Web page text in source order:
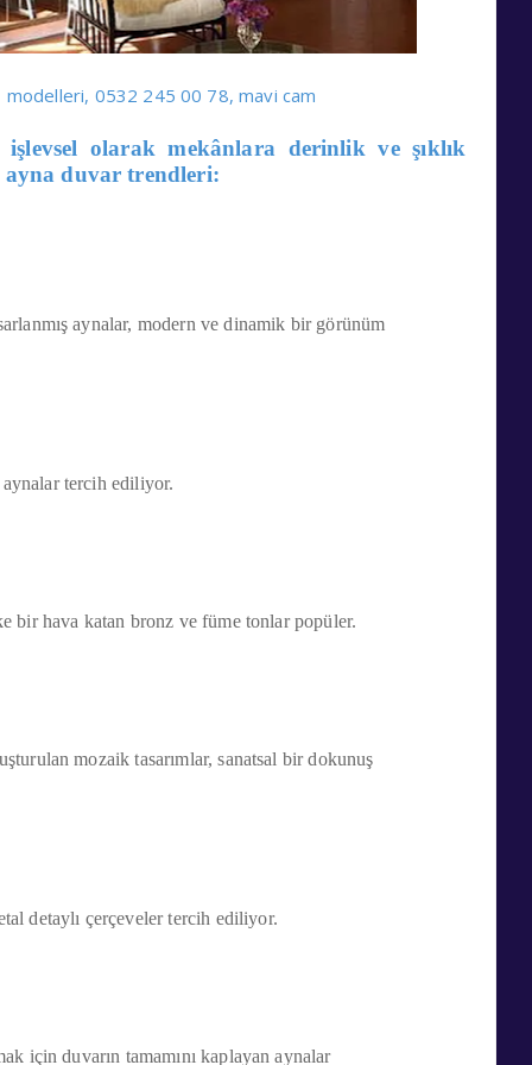
modelleri, 0532 245 00 78, mavi cam
olarak mekânlara derinlik ve şıklık
ayna duvar trendleri:
aynalar, modern ve dinamik bir görünüm
tercih ediliyor.
bir hava katan bronz ve füme tonlar popüler.
mozaik tasarımlar, sanatsal bir dokunuş
detaylı çerçeveler tercih ediliyor.
için duvarın tamamını kaplayan aynalar